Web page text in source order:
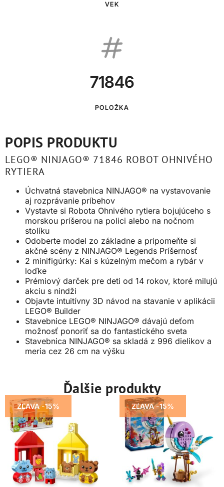
VEK
71846
POLOŽKA
POPIS PRODUKTU
LEGO® NINJAGO® 71846 ROBOT OHNIVÉHO
RYTIERA
Úchvatná stavebnica NINJAGO® na vystavovanie
aj rozprávanie príbehov
Vystavte si Robota Ohnivého rytiera bojujúceho s
morskou príšerou na polici alebo na nočnom
stolíku
Odoberte model zo základne a pripomeňte si
akčné scény z NINJAGO® Legends Príšernosť
2 minifigúrky: Kai s kúzelným mečom a rybár v
loďke
Prémiový darček pre deti od 14 rokov, ktoré milujú
akciu s nindži
Objavte intuitívny 3D návod na stavanie v aplikácii
LEGO® Builder
Stavebnice LEGO® NINJAGO® dávajú deťom
možnosť ponoriť sa do fantastického sveta
Stavebnica NINJAGO® sa skladá z 996 dielikov a
meria cez 26 cm na výšku
Ďalšie produkty
ZĽAVA -15% ZĽAVA -15%